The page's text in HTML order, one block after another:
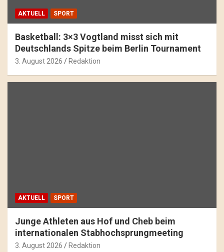
AKTUELL SPORT
Basketball: 3×3 Vogtland misst sich mit
Deutschlands Spitze beim Berlin Tournament
3. August 2026 Redaktion
AKTUELL SPORT
Junge Athleten aus Hof und Cheb beim
internationalen Stabhochsprungmeeting
3. August 2026 Redaktion